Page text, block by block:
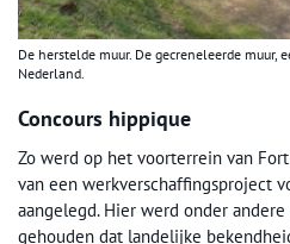
De herstelde muur. De gecreneleerde muur,
Nederland.
Concours hippique
Zo werd op het voorterrein van
van een werkverschaffingsproject
aangelegd. Hier werd onder
gehouden dat landelijke